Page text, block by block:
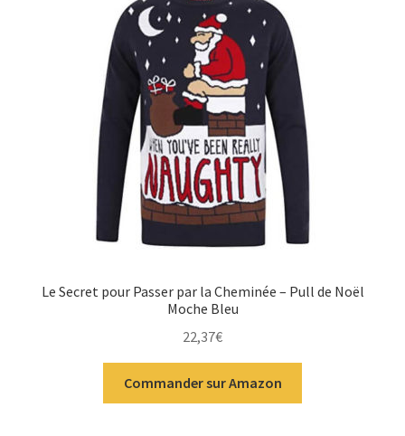
Le Secret pour Passer par la Cheminée – Pull de Noël
Moche Bleu
22,37€
Commander sur Amazon